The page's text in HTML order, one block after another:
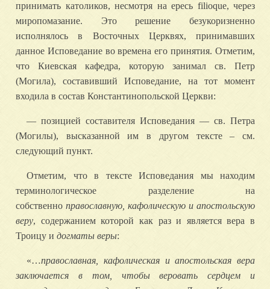
принимать католиков, несмотря на ересь filioque, через
миропомазание. Это решение безукоризненно
исполнялось в Восточных Церквях, принимавших
данное Исповедание во времена его принятия. Отметим,
что Киевская кафедра, которую занимал св. Петр
(Могила), составивший Исповедание, на тот момент
входила в состав Константинопольской Церкви:
— позицией составителя Исповедания — св. Петра
(Могилы), высказанной им в другом тексте – см.
следующий пункт.
Отметим, что в тексте Исповедания мы находим
терминологическое разделение на
собственно православную, кафолическую и апостольскую
веру, содержанием которой как раз и является вера в
Троицу и догматы веры:
«…православная, кафолическая и апостольская вера
заключается в том, чтобы веровать сердцем и